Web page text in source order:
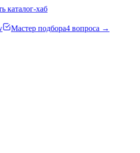
каталог-хаб
Мастер подбора4 вопроса →